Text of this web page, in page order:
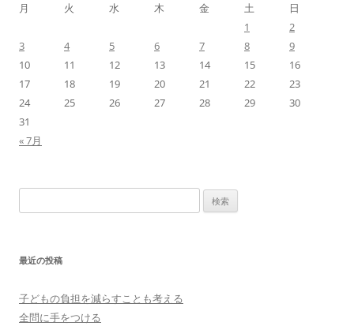
月
火 水 木 金 土
日
1
2
3
4 5 6 7 8
9
10
11 12 13 14 15
16
17
18 19 20 21 22
23
24
25 26 27 28 29
30
31
« 7月
索:
最近の投稿
子どもの負担を減らすことも考える
全問に手をつける